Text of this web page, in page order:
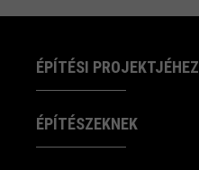
ÉPÍTÉSI PROJEKTJÉHEZ
ÉPÍTÉSZEKNEK